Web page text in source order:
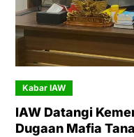
Kabar IAW
IAW Datangi
Dugaan Mafia